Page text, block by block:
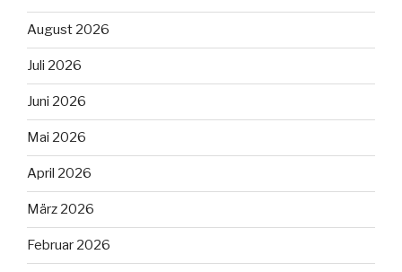
August 2026
Juli 2026
Juni 2026
Mai 2026
April 2026
März 2026
Februar 2026